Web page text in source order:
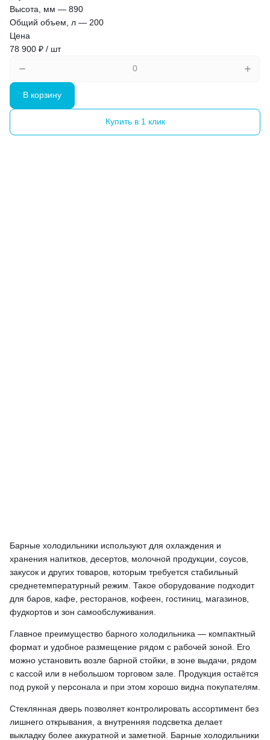
Высота, мм — 890
Общий объем, л — 200
Цена
78 900 ₽ / шт
В корзину
Купить в 1 клик
Барные холодильники используют для охлаждения и
хранения напитков, десертов, молочной продукции, соусов,
закусок и других товаров, которым требуется стабильный
среднетемпературный режим. Такое оборудование подходит
для баров, кафе, ресторанов, кофеен, гостиниц, магазинов,
фудкортов и зон самообслуживания.
Главное преимущество барного холодильника — компактный
формат и удобное размещение рядом с рабочей зоной. Его
можно установить возле барной стойки, в зоне выдачи, рядом
с кассой или в небольшом торговом зале. Продукция остаётся
под рукой у персонала и при этом хорошо видна покупателям.
Стеклянная дверь позволяет контролировать ассортимент без
лишнего открывания, а внутренняя подсветка делает
выкладку более аккуратной и заметной. Барные холодильники